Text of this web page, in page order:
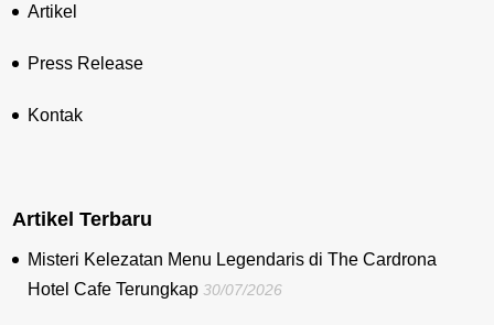
Artikel
Press Release
Kontak
Artikel Terbaru
Misteri Kelezatan Menu Legendaris di The Cardrona
Hotel Cafe Terungkap 30/07/2026